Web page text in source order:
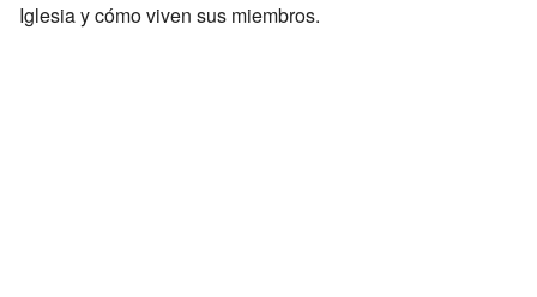
Iglesia y cómo viven sus miembros.